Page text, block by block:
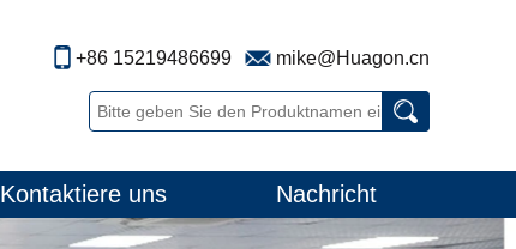
+86 15219486699 mike@Huagon.cn
Kontaktiere uns Nachricht